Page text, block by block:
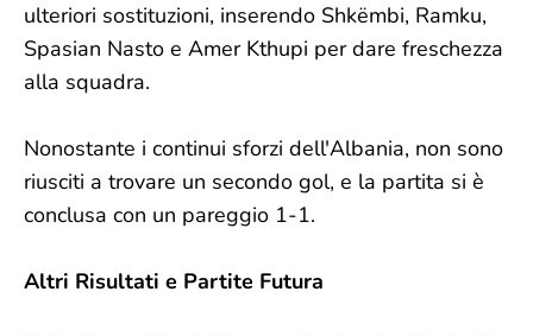
ulteriori sostituzioni, inserendo Shkëmbi, Ramku,
Spasian Nasto e Amer Kthupi per dare freschezza
alla squadra.
Nonostante i continui sforzi dell'Albania, non sono
riusciti a trovare un secondo gol, e la partita si è
conclusa con un pareggio 1-1.
Altri Risultati e Partite Futura